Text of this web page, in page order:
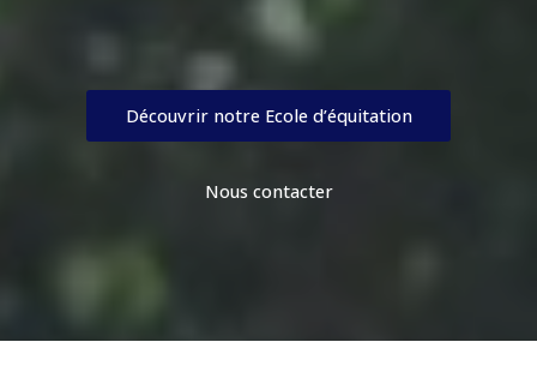
Découvrir notre Ecole d’équitation
Nous contacter